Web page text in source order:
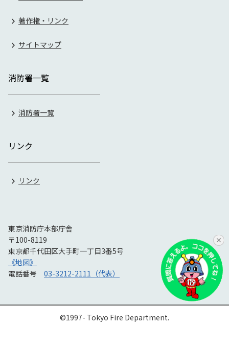
著作権・リンク
サイトマップ
消防署一覧
消防署一覧
リンク
リンク
東京消防庁本部庁舎
〒100-8119
東京都千代田区大手町一丁目3番5号
《地図》
電話番号 03-3212-2111（代表）
©1997- Tokyo Fire Department.